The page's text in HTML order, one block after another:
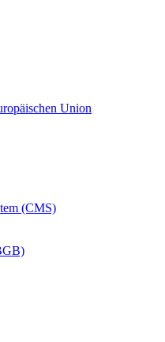
Union
(CMS)